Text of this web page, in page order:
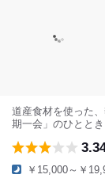
道産食材を使った
期一会」のひとと
￥15,000～￥